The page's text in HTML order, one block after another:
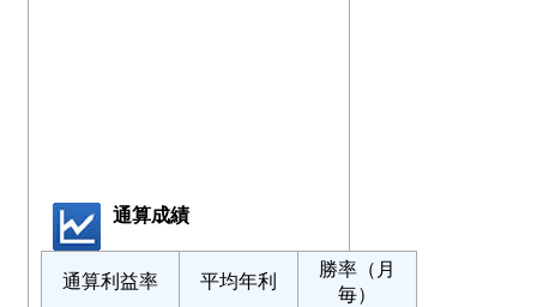
通算成績
通算利益率 平均年利
勝率（月
毎）